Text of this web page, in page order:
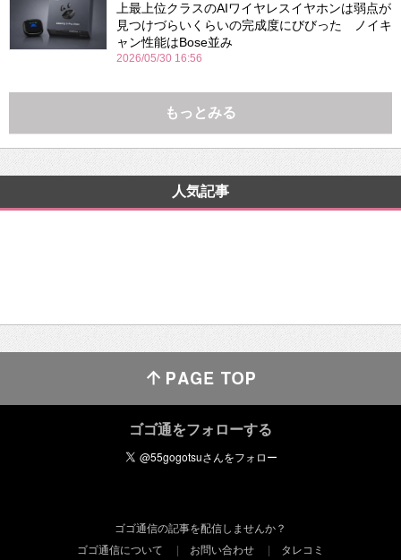
上最上位クラスのAIワイヤレスイヤホンは弱点が
見つけづらいくらいの完成度にびびった ノイキ
ャン性能はBose並み
2026/05/30 16:56
もっとみる
人気記事
ゴゴ通をフォローする
ゴゴ通信の記事を配信しませんか？
ゴゴ通信について
お問い合わせ タレコミ